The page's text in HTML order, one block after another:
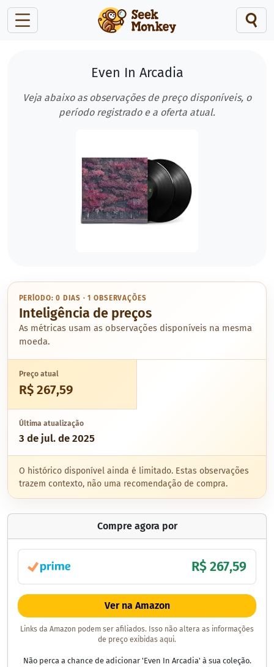
Even In Arcadia
Veja abaixo as observações de preço disponíveis, o
período registrado e a oferta atual.
PERÍODO: 0 DIAS · 1 OBSERVAÇÕES
Inteligência de preços
As métricas usam as observações disponíveis na mesma
moeda.
Preço atual
R$ 267,59
Última atualização
3 de jul. de 2025
O histórico disponível ainda é limitado. Estas observações
trazem contexto, não uma recomendação de compra.
Compre agora por
R$ 267,59
Ver na Amazon
Links da Amazon podem ser afiliados. Isso não altera as informações
de preço exibidas aqui.
Não perca a chance de adicionar 'Even In Arcadia' à sua coleção.